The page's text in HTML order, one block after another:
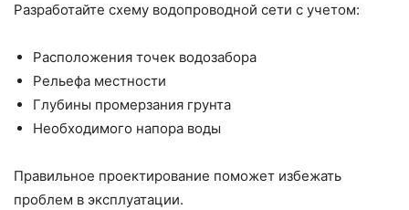
Разработайте схему водопроводной сети с учетом:
Расположения точек водозабора
Рельефа местности
Глубины промерзания грунта
Необходимого напора воды
Правильное проектирование поможет избежать
проблем в эксплуатации.